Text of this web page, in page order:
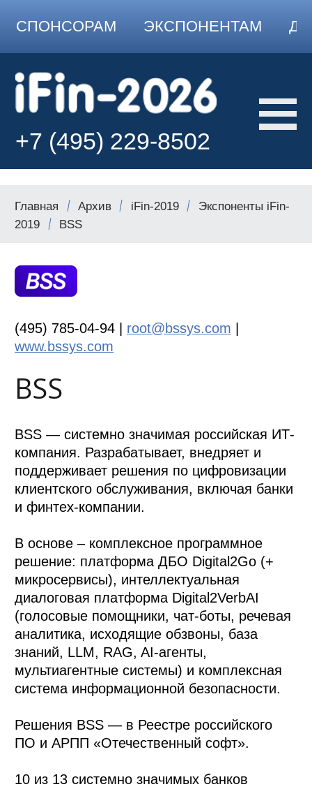
СПОНСОРАМ ЭКСПОНЕНТАМ
+7 (495) 229-8502
Главная Архив iFin-2019
Экспоненты iFin-
2019
BSS
(495) 785-04-94 | root@bssys.com
www.bssys.com
BSS
BSS — системно значимая российская ИТ-
компания. Разрабатывает, внедряет и
поддерживает решения по цифровизации
клиентского обслуживания, включая банки
и финтех-компании.
В основе – комплексное программное
решение: платформа ДБО Digital2Go (+
микросервисы), интеллектуальная
диалоговая платформа Digital2VerbAI
(голосовые помощники, чат-боты, речевая
аналитика, исходящие обзвоны, база
знаний, LLM, RAG, AI-агенты,
мультиагентные системы) и комплексная
система информационной безопасности.
Решения BSS — в Реестре российского
ПО и АРПП «Отечественный софт».
10 из 13 системно значимых банков